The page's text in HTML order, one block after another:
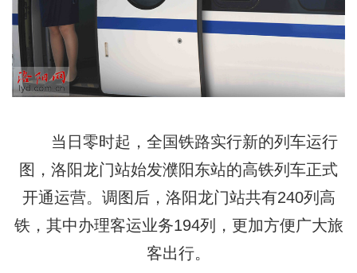
当日零时起，全国铁路实行新的列车运行
图，洛阳龙门站始发濮阳东站的高铁列车正式
开通运营。调图后，洛阳龙门站共有240列高
铁，其中办理客运业务194列，更加方便广大旅
客出行。